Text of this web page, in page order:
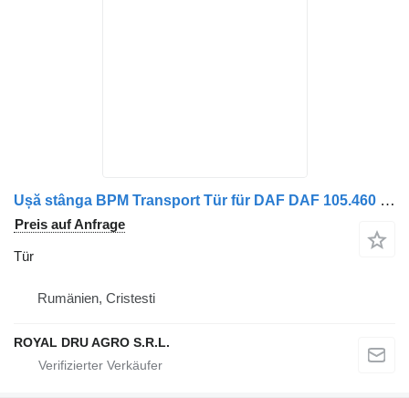
Ușă stânga BPM Transport Tür für DAF DAF 105.460 LKW
Preis auf Anfrage
Tür
Rumänien, Cristesti
ROYAL DRU AGRO S.R.L.